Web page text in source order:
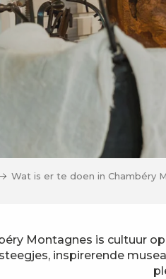
Wat is er te doen in Chambéry
Montagnes is cultuur
inspirerende